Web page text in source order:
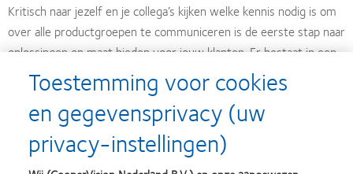
Kritisch naar jezelf en je collega’s kijken welke kennis nodig is om
over alle productgroepen te communiceren is de eerste stap naar
oplossingen op maat bieden voor jouw klanten. Er bestaat in een
optiek eigenlijk geen onderscheid in productdragers. Zij zijn enkel
interessant om inzichtelijk te hebben wanneer je een
productgroep wilt monitoren en wilt laten groeien. De klant wilt
de specialist hebben die met hem of haar meedenkt en tot een
oplossing komt die passend is bij zijn of haar hulpvraag.
Toestemming voor cookies
en gegevensprivacy (uw
privacy-instellingen)